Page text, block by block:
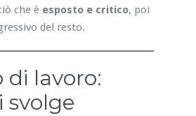
che è esposto e critico, poi
del resto.
di lavoro:
svolge